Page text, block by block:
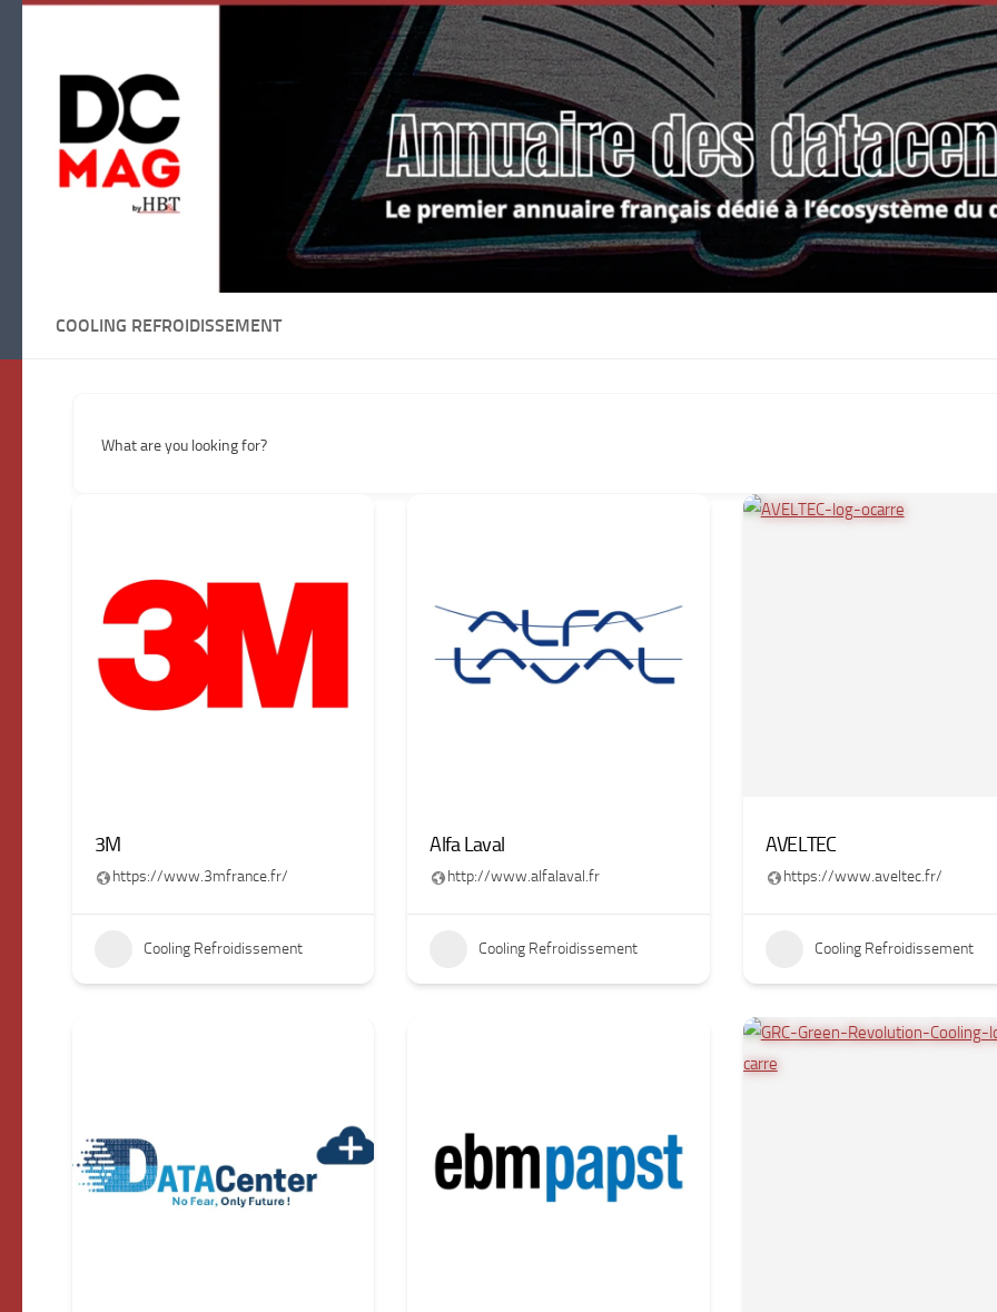
COOLING REFROIDISSEMENT
What are you looking for?
3M
https://www.3mfrance.fr/
Cooling Refroidissement
Alfa Laval
http://www.alfalaval.fr
Cooling Refroidissement
AVELTEC
https://www.aveltec.fr/
Cooling Refroidissement